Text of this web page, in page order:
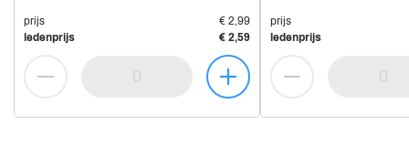
prijs
€ 2,99
ledenprijs
€ 2,59
prijs
ledenprijs